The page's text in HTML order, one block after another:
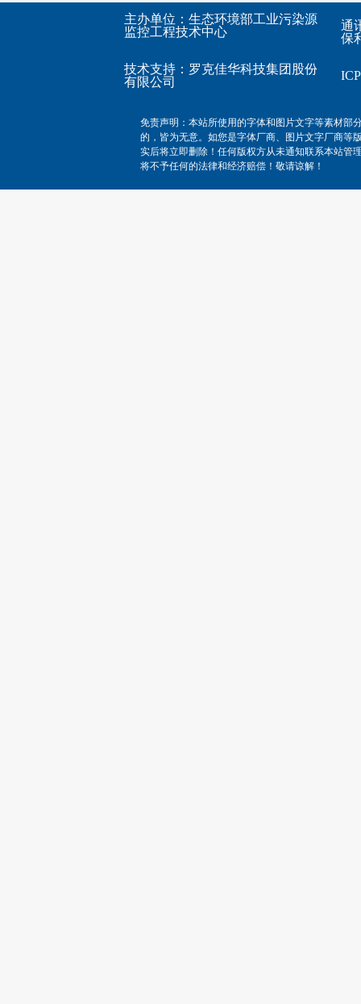
主办单位：生态环境部工业污染源
监控工程技术中心
技术支持： 罗克佳华科技集团股份
有限公司
通
保
免责声明：本站所使用的字体和图片文字等素材部
的，皆为无意。如您是字体厂商、图片文字厂商等
实后将立即删除！任何版权方从未通知联系本站管
将不予任何的法律和经济赔偿！敬请谅解！